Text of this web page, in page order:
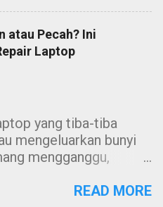
Anda Lebih Cekap
dengan
mouse sahaja sangat
kurang cekap
anda perlu
kiri mouse untuk
ataupun anda perlu
butang seperti
atau Pecah? Ini
Laptop
yang tiba-tiba
mengeluarkan bunyi
mengganggu,
mesyuarat dalam
READ MORE